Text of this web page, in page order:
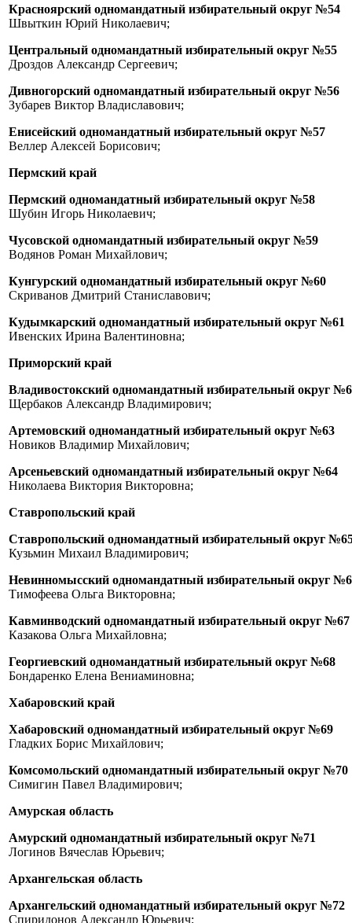
Красноярский одномандатный избирательный округ №54
Швыткин Юрий Николаевич;
Центральный одномандатный избирательный округ №55
Дроздов Александр Сергеевич;
Дивногорский одномандатный избирательный округ №56
Зубарев Виктор Владиславович;
Енисейский одномандатный избирательный округ №57
Веллер Алексей Борисович;
Пермский край
Пермский одномандатный избирательный округ №58
Шубин Игорь Николаевич;
Чусовской одномандатный избирательный округ №59
Водянов Роман Михайлович;
Кунгурский одномандатный избирательный округ №60
Скриванов Дмитрий Станиславович;
Кудымкарский одномандатный избирательный округ №61
Ивенских Ирина Валентиновна;
Приморский край
Владивостокский одномандатный избирательный округ
Щербаков Александр Владимирович;
Артемовский одномандатный избирательный округ №63
Новиков Владимир Михайлович;
Арсеньевский одномандатный избирательный округ №64
Николаева Виктория Викторовна;
Ставропольский край
Ставропольский одномандатный избирательный округ
Кузьмин Михаил Владимирович;
Невинномысский одномандатный избирательный округ
Тимофеева Ольга Викторовна;
Кавминводский одномандатный избирательный округ №67
Казакова Ольга Михайловна;
Георгиевский одномандатный избирательный округ №68
Бондаренко Елена Вениаминовна;
Хабаровский край
Хабаровский одномандатный избирательный округ №69
Гладких Борис Михайлович;
Комсомольский одномандатный избирательный округ №70
Симигин Павел Владимирович;
Амурская область
Амурский одномандатный избирательный округ №71
Логинов Вячеслав Юрьевич;
Архангельская область
Архангельский одномандатный избирательный округ №72
Спиридонов Александр Юрьевич;